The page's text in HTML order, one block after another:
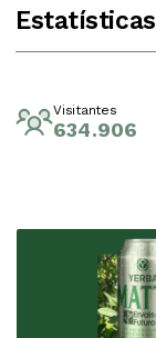
Estatísticas
Visitantes
634.906